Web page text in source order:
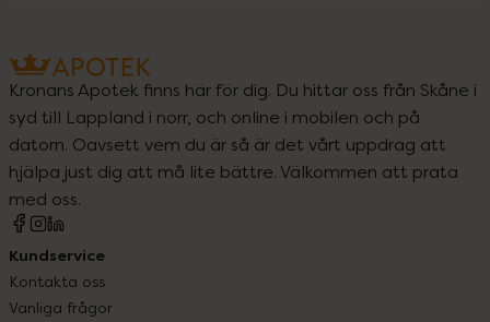
Kronans Apotek finns här för dig. Du hittar oss från Skåne i
syd till Lappland i norr, och online i mobilen och på
datorn. Oavsett vem du är så är det vårt uppdrag att
hjälpa just dig att må lite bättre. Välkommen att prata
med oss.
Kundservice
Kontakta oss
Vanliga frågor